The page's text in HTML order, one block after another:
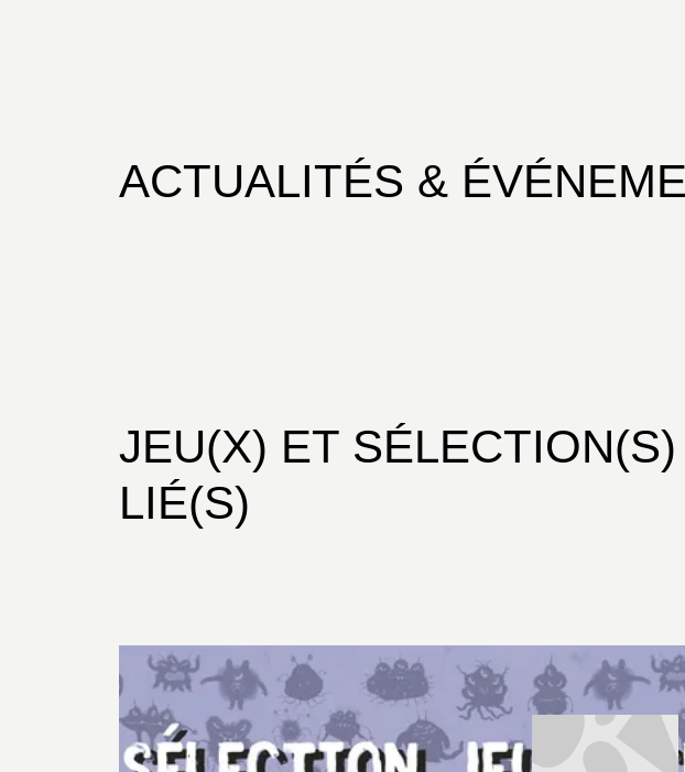
ACTUALITÉS &
JEU(X) ET SÉLECTION(S)
LIÉ(S)